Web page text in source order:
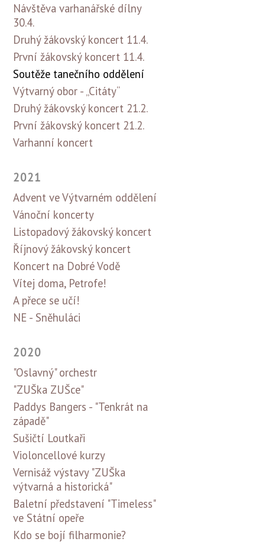
Návštěva varhanářské dílny
30.4.
Druhý žákovský koncert 11.4.
První žákovský koncert 11.4.
Soutěže tanečního oddělení
Výtvarný obor - „Citáty“
Druhý žákovský koncert 21.2.
První žákovský koncert 21.2.
Varhanní koncert
2021
Advent ve Výtvarném oddělení
Vánoční koncerty
Listopadový žákovský koncert
Říjnový žákovský koncert
Koncert na Dobré Vodě
Vítej doma, Petrofe!
A přece se učí!
NE - Sněhuláci
2020
"Oslavný" orchestr
"ZUŠka ZUŠce"
Paddys Bangers - "Tenkrát na
západě"
Sušičtí Loutkaři
Violoncellové kurzy
Vernisáž výstavy "ZUŠka
výtvarná a historická"
Baletní představení "Timeless"
ve Státní opeře
Kdo se bojí filharmonie?